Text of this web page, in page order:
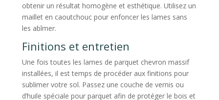
obtenir un résultat homogène et esthétique. Utilisez un
maillet en caoutchouc pour enfoncer les lames sans
les abîmer.
Finitions et entretien
Une fois toutes les lames de parquet chevron massif
installées, il est temps de procéder aux finitions pour
sublimer votre sol. Passez une couche de vernis ou
d’huile spéciale pour parquet afin de protéger le bois et